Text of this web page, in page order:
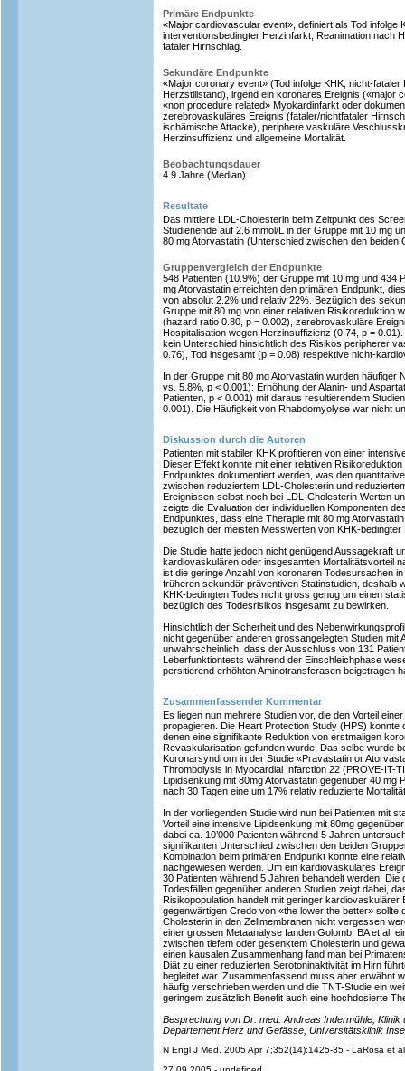
Primäre Endpunkte
«Major cardiovascular event», definiert als Tod infolge
interventionsbedingter Herzinfarkt, Reanimation nach
fataler Hirnschlag.
Sekundäre Endpunkte
«Major coronary event» (Tod infolge KHK, nicht-
Herzstillstand), irgend ein koronares Ereignis («major
«non procedure related» Myokardinfarkt oder
zerebrovaskuläres Ereignis (fataler/nichtfataler
ischämische Attacke), periphere vaskuläre
Herzinsuffizienz und allgemeine Mortalität.
Beobachtungsdauer
4.9 Jahre (Median).
Resultate
Das mittlere LDL-Cholesterin beim Zeitpunkt des
Studienende auf 2.6 mmol/L in der Gruppe mit 10 mg
80 mg Atorvastatin (Unterschied zwischen den beiden
Gruppenvergleich der Endpunkte
548 Patienten (10.9%) der Gruppe mit 10 mg und 434
mg Atorvastatin erreichten den primären Endpunkt,
von absolut 2.2% und relativ 22%. Bezüglich des
Gruppe mit 80 mg von einer relativen Risikoreduktion
(hazard ratio 0.80, p = 0.002), zerebrovaskuläre
Hospitalisation wegen Herzinsuffizienz (0.74, p =
kein Unterschied hinsichtlich des Risikos peripherer
0.76), Tod insgesamt (p = 0.08) respektive nicht-
In der Gruppe mit 80 mg Atorvastatin wurden häufiger
vs. 5.8%, p < 0.001): Erhöhung der Alanin- und
Patienten, p < 0.001) mit daraus resultierendem
0.001). Die Häufigkeit von Rhabdomyolyse war nicht
Diskussion durch die Autoren
Patienten mit stabiler KHK profitieren von einer
Dieser Effekt konnte mit einer relativen
Endpunktes dokumentiert werden, was den
zwischen reduziertem LDL-Cholesterin und
Ereignissen selbst noch bei LDL-Cholesterin Werten
zeigte die Evaluation der individuellen Komponenten
Endpunktes, dass eine Therapie mit 80 mg
bezüglich der meisten Messwerten von KHK-
Die Studie hatte jedoch nicht genügend Aussagekraft
kardiovaskulären oder insgesamten Mortalitätsvorteil
ist die geringe Anzahl von koronaren Todesursachen
früheren sekundär präventiven Statinstudien, deshalb
KHK-bedingten Todes nicht gross genug um einen
bezüglich des Todesrisikos insgesamt zu bewirken.
Hinsichtlich der Sicherheit und des
nicht gegenüber anderen grossangelegten Studien mit
unwahrscheinlich, dass der Ausschluss von 131
Leberfunktiontests während der Einschleichphase
persitierend erhöhten Aminotransferasen beigetragen
Zusammenfassender Kommentar
Es liegen nun mehrere Studien vor, die den Vorteil
propagieren. Die Heart Protection Study (HPS) konnte
denen eine signifikante Reduktion von erstmaligen
Revaskularisation gefunden wurde. Das selbe wurde
Koronarsyndrom in der Studie «Pravastatin or
Thrombolysis in Myocardial Infarction 22 (PROVE-IT-
Lipidsenkung mit 80mg Atorvastatin gegenüber 40 mg
nach 30 Tagen eine um 17% relativ reduzierte
In der vorliegenden Studie wird nun bei Patienten mit
Vorteil eine intensive Lipidsenkung mit 80mg
dabei ca. 10’000 Patienten während 5 Jahren
signifikanten Unterschied zwischen den beiden
Kombination beim primären Endpunkt konnte eine
nachgewiesen werden. Um ein kardiovaskuläres
30 Patienten während 5 Jahren behandelt werden.
Todesfällen gegenüber anderen Studien zeigt dabei,
Risikopopulation handelt mit geringer kardiovaskulärer
gegenwärtigen Credo von «the lower the better» sollte
Cholesterin in den Zellmembranen nicht vergessen
einer grossen Metaanalyse fanden Golomb, BA et al.
zwischen tiefem oder gesenktem Cholesterin und
einen kausalen Zusammenhang fand man bei
Diät zu einer reduzierten Serotoninaktivität im Hirn
begleitet war. Zusammenfassend muss aber erwähnt
häufig verschrieben werden und die TNT-Studie ein
geringem zusätzlich Benefit auch eine hochdosierte
Besprechung von Dr. med. Andreas Indermühle, Klinik
Departement Herz und Gefässe, Universitätsklinik
N Engl J Med. 2005 Apr 7;352(14):1425-35 - LaRosa et